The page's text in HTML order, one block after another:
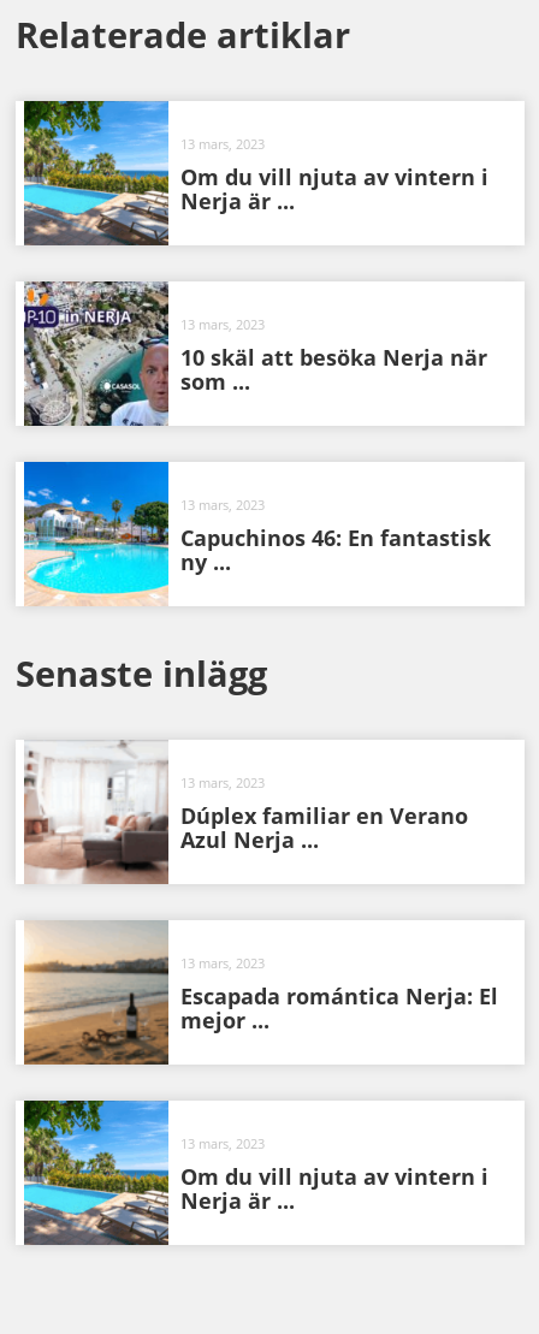
Relaterade artiklar
13 mars, 2023
Om du vill njuta av vintern i
Nerja är ...
13 mars, 2023
10 skäl att besöka Nerja när
som ...
13 mars, 2023
Capuchinos 46: En fantastisk
ny ...
Senaste inlägg
13 mars, 2023
Dúplex familiar en Verano
Azul Nerja ...
13 mars, 2023
Escapada romántica Nerja: El
mejor ...
13 mars, 2023
Om du vill njuta av vintern i
Nerja är ...